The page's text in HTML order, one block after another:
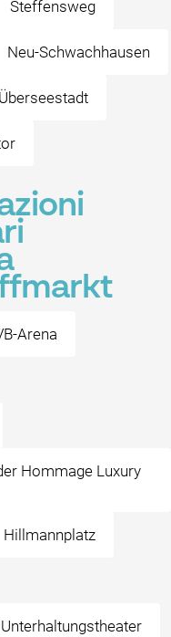
Steffensweg
Neu-Schwachhausen
Überseestadt
Arena
Hommage Luxury
Hillmannplatz